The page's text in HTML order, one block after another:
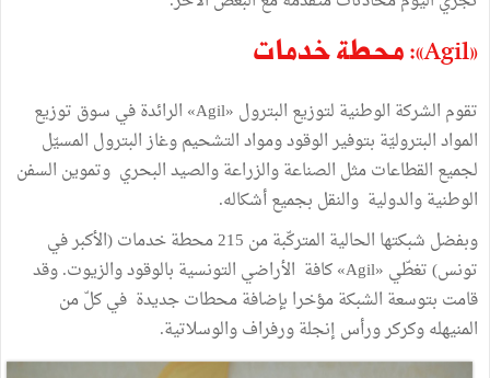
»Agil«: محطة خدمات
تقوم الشركة الوطنية لتوزيع البترول «Agil» الرائدة في سوق توزيع
المواد البتروليّة بتوفير الوقود ومواد التشحيم وغاز البترول المسيّل
لجميع القطاعات مثل الصناعة والزراعة والصيد البحري وتموين السفن
الوطنية والدولية والنقل بجميع أشكاله.
وبفضل شبكتها الحالية المتركّبة من 215 محطة خدمات (الأكبر في
تونس) تغطّي «Agil» كافة الأراضي التونسية بالوقود والزيوت. وقد
قامت بتوسعة الشبكة مؤخرا بإضافة محطات جديدة في كلّ من
المنيهله وكركر ورأس إنجلة ورفراف والوسلاتية.